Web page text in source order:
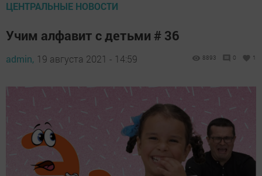
ЦЕНТРАЛЬНЫЕ НОВОСТИ
Учим алфавит с детьми # 36
admin, 19 августа 2021 - 14:59 8893 0 1